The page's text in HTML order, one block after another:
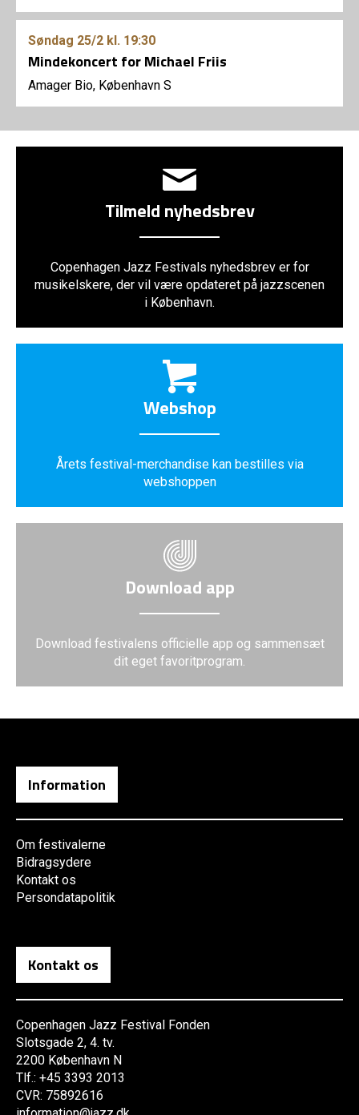
Søndag 25/2 kl. 19:30
Mindekoncert for Michael Friis
Amager Bio, København S
Tilmeld nyhedsbrev
Copenhagen Jazz Festivals nyhedsbrev er for
musikelskere, der vil være opdateret på jazzscenen
i København.
Webshop
Årets festival-merchandise kan bestilles via
webshoppen
Download app
Download festivalens officielle app og sammensæt
dit eget favoritprogram.
Information
Om festivalerne
Bidragsydere
Kontakt os
Persondatapolitik
Kontakt os
Copenhagen Jazz Festival Fonden
Slotsgade 2, 4. tv.
2200 København N
Tlf.: +45 3393 2013
CVR: 75892616